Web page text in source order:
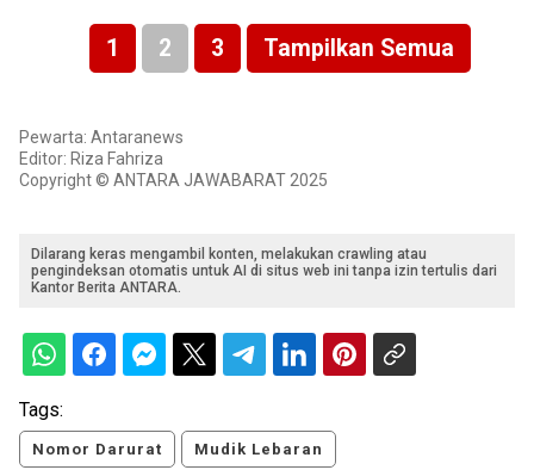
1 2 3 Tampilkan Semua
Pewarta: Antaranews
Editor: Riza Fahriza
Copyright © ANTARA JAWABARAT 2025
Dilarang keras mengambil konten, melakukan crawling atau
pengindeksan otomatis untuk AI di situs web ini tanpa izin tertulis dari
Kantor Berita ANTARA.
Tags:
Nomor Darurat Mudik Lebaran